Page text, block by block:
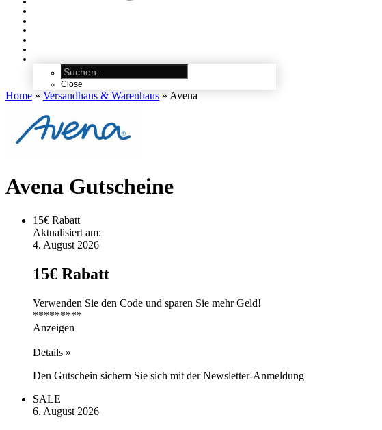
Close
Home » Versandhaus & Warenhaus » Avena
Avena Gutscheine
15€ Rabatt
Aktualisiert am:
4. August 2026
15€ Rabatt
Verwenden Sie den Code und sparen Sie mehr Geld!
*********
Anzeigen
Details »
Den Gutschein sichern Sie sich mit der Newsletter-Anmeldung
SALE
6. August 2026